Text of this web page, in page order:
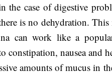
the case of digestive
is no dehydration.
can work like a
constipation, nausea and
amounts of mucus in